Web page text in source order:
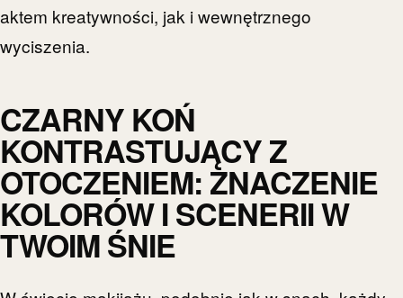
aktem kreatywności, jak i wewnętrznego
wyciszenia.
CZARNY KOŃ
KONTRASTUJĄCY Z
OTOCZENIEM: ZNACZENIE
KOLORÓW I SCENERII W
TWOIM ŚNIE